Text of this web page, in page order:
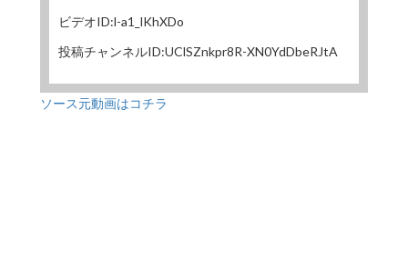
ビデオID:l-a1_lKhXDo
投稿チャンネルID:UClSZnkpr8R-XN0YdDbeRJtA
ソース元動画はコチラ